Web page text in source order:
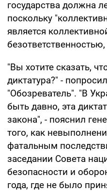
государства должна
поскольку
является
"Вы хотите сказать,
диктатура?" -
"Обозреватель". "В
быть давно, эта
закона", - пояснил
того, как
фатальным
заседании Совета
безопасности и
года, где не было